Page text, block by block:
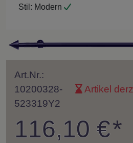
Stil: Modern
Art.Nr.:
10200328-
523319Y2
Artikel
116,10 €*